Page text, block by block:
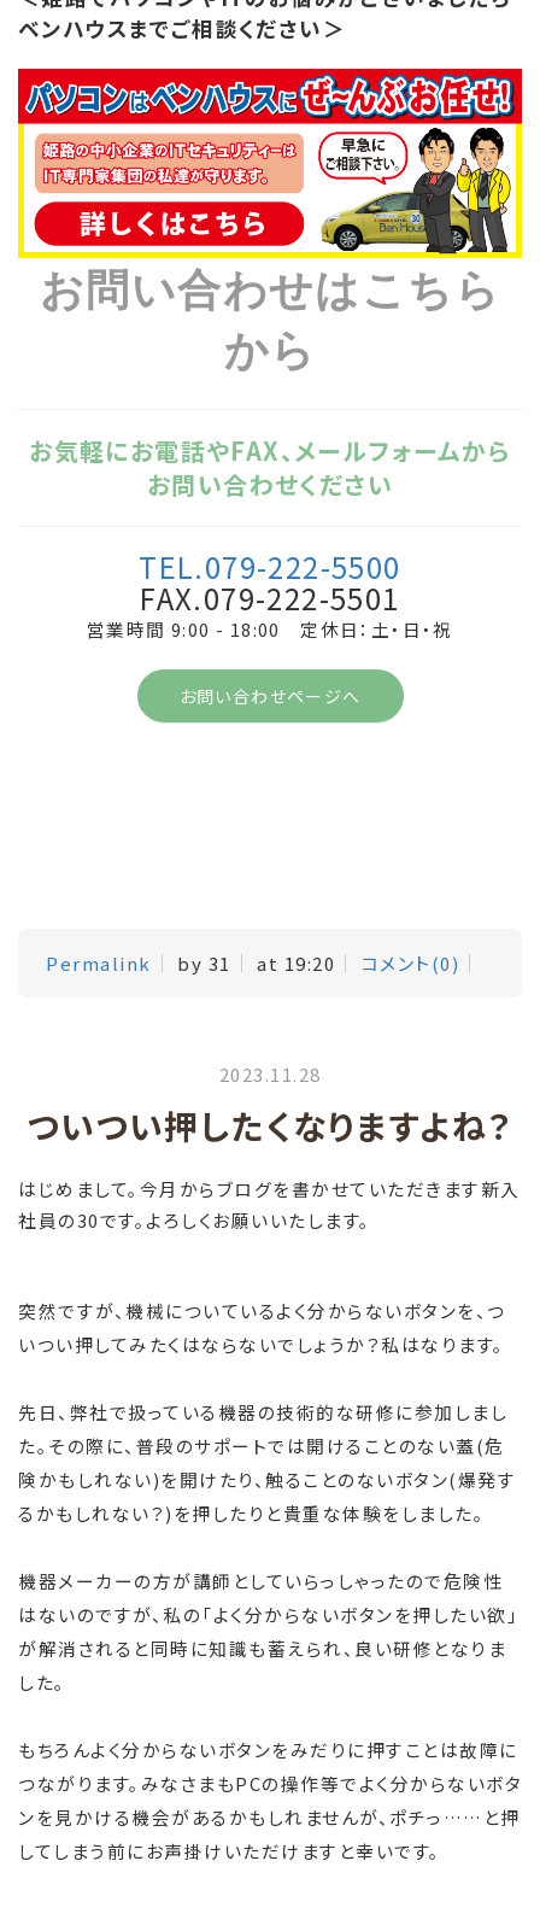
ベンハウスまでご相談ください＞
お問い合わせはこちら
から
お気軽にお電話やFAX、メールフォームから
お問い合わせください
TEL.079-222-5500
FAX.079-222-5501
営業時間 9:00 - 18:00 定休日：土・日・祝
お問い合わせページへ
Permalink by 31 at 19:20 コメント(0)
2023.11.28
ついつい押したくなりますよね？
はじめまして。今月からブログを書かせていただきます新入
社員の30です。よろしくお願いいたします。
突然ですが、機械についているよく分からないボタンを、つ
いつい押してみたくはならないでしょうか？私はなります。
先日、弊社で扱っている機器の技術的な研修に参加しまし
た。その際に、普段のサポートでは開けることのない蓋(危
険かもしれない)を開けたり、触ることのないボタン(爆発す
るかもしれない？)を押したりと貴重な体験をしました。
機器メーカーの方が講師としていらっしゃったので危険性
はないのですが、私の「よく分からないボタンを押したい欲」
が解消されると同時に知識も蓄えられ、良い研修となりま
した。
もちろんよく分からないボタンをみだりに押すことは故障に
つながります。みなさまもPCの操作等でよく分からないボタ
ンを見かける機会があるかもしれませんが、ポチっ……と押
してしまう前にお声掛けいただけますと幸いです。